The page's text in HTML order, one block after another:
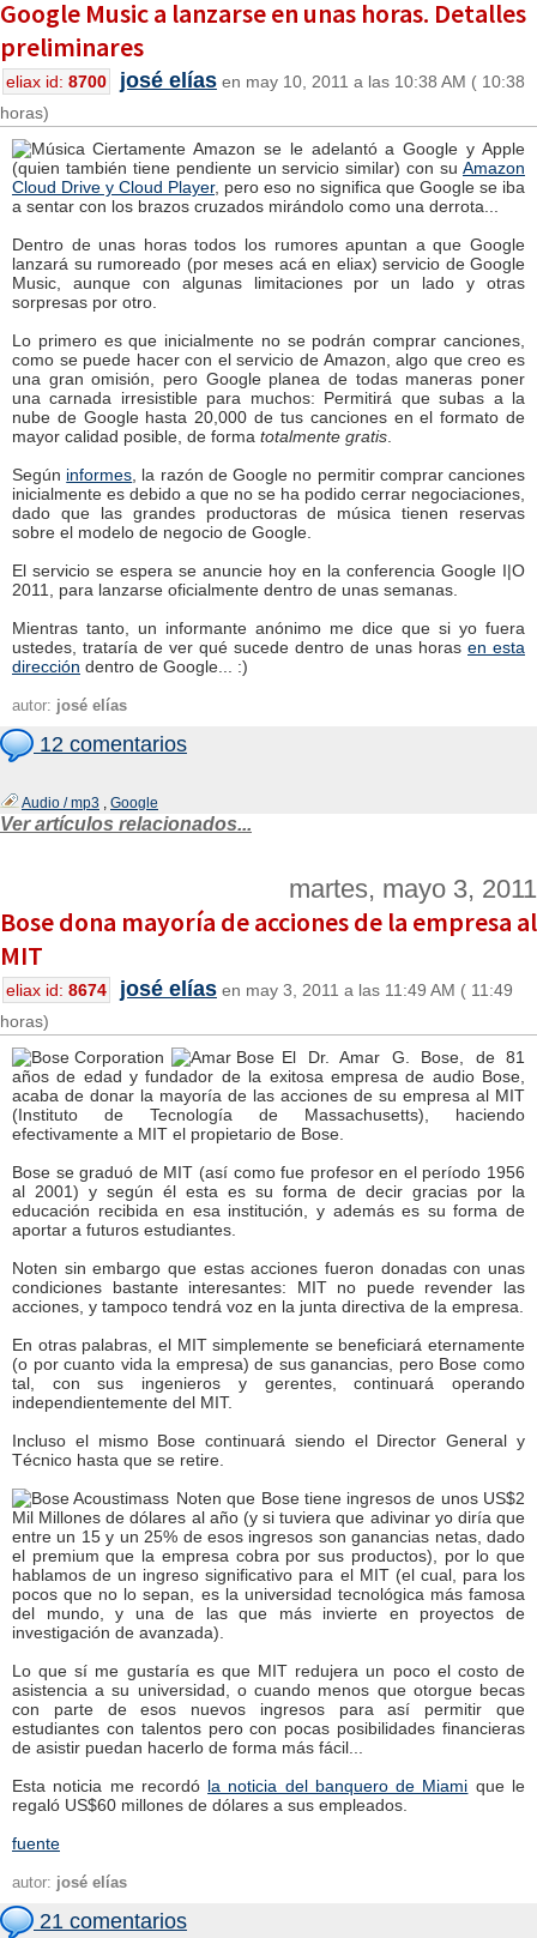
Google Music a lanzarse en unas horas. Detalles
preliminares
eliax id: 8700 josé elías en may 10, 2011 a las 10:38 AM ( 10:38
horas)
Ciertamente Amazon se le adelantó a Google y Apple
(quien también tiene pendiente un servicio similar) con su Amazon
Cloud Drive y Cloud Player, pero eso no significa que Google se iba
a sentar con los brazos cruzados mirándolo como una derrota...
Dentro de unas horas todos los rumores apuntan a que Google
lanzará su rumoreado (por meses acá en eliax) servicio de Google
Music, aunque con algunas limitaciones por un lado y otras
sorpresas por otro.
Lo primero es que inicialmente no se podrán comprar canciones,
como se puede hacer con el servicio de Amazon, algo que creo es
una gran omisión, pero Google planea de todas maneras poner
una carnada irresistible para muchos: Permitirá que subas a la
nube de Google hasta 20,000 de tus canciones en el formato de
mayor calidad posible, de forma totalmente gratis
Según informes , la razón de Google no permitir comprar canciones
inicialmente es debido a que no se ha podido cerrar negociaciones,
dado que las grandes productoras de música tienen reservas
sobre el modelo de negocio de Google.
El servicio se espera se anuncie hoy en la conferencia Google I|O
2011, para lanzarse oficialmente dentro de unas semanas.
Mientras tanto, un informante anónimo me dice que si yo fuera
ustedes, trataría de ver qué sucede dentro de unas horas en esta
dirección dentro de Google... :)
autor: josé elías
12 comentarios
Audio / mp3 , Google
Ver artículos relacionados...
martes, mayo 3, 2011
Bose dona mayoría de acciones de la empresa al
MIT
eliax id: 8674 josé elías en may 3, 2011 a las 11:49 AM ( 11:49
horas)
El Dr. Amar G. Bose, de 81
años de edad y fundador de la exitosa empresa de audio Bose,
acaba de donar la mayoría de las acciones de su empresa al MIT
(Instituto de Tecnología de Massachusetts), haciendo
efectivamente a MIT el propietario de Bose.
Bose se graduó de MIT (así como fue profesor en el período 1956
al 2001) y según él esta es su forma de decir gracias por la
educación recibida en esa institución, y además es su forma de
aportar a futuros estudiantes.
Noten sin embargo que estas acciones fueron donadas con unas
condiciones bastante interesantes: MIT no puede revender las
acciones, y tampoco tendrá voz en la junta directiva de la empresa.
En otras palabras, el MIT simplemente se beneficiará eternamente
(o por cuanto vida la empresa) de sus ganancias, pero Bose como
tal, con sus ingenieros y gerentes, continuará operando
independientemente del MIT.
Incluso el mismo Bose continuará siendo el Director General y
Técnico hasta que se retire.
Noten que Bose tiene ingresos de unos US$2
Mil Millones de dólares al año (y si tuviera que adivinar yo diría que
entre un 15 y un 25% de esos ingresos son ganancias netas, dado
el premium que la empresa cobra por sus productos), por lo que
hablamos de un ingreso significativo para el MIT (el cual, para los
pocos que no lo sepan, es la universidad tecnológica más famosa
del mundo, y una de las que más invierte en proyectos de
investigación de avanzada).
Lo que sí me gustaría es que MIT redujera un poco el costo de
asistencia a su universidad, o cuando menos que otorgue becas
con parte de esos nuevos ingresos para así permitir que
estudiantes con talentos pero con pocas posibilidades financieras
de asistir puedan hacerlo de forma más fácil...
Esta noticia me recordó la noticia del banquero de Miami que le
regaló US$60 millones de dólares a sus empleados.
fuente
autor: josé elías
21 comentarios